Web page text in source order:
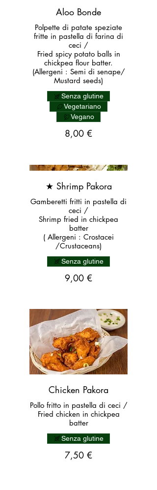
Aloo Bonde
Polpette di patate speziate
fritte in pastella di farina di
ceci /
Fried spicy potato balls in
chickpea flour batter.
(Allergeni : Semi di senape/
Mustard seeds)
8,00 €
Senza glutine
Vegetariano
Vegano
★ Shrimp Pakora
Gamberetti fritti in pastella di
ceci /
Shrimp fried in chickpea
batter
( Allergeni : Crostacei
/Crustaceans)
9,00 €
Senza glutine
Chicken Pakora
Pollo fritto in pastella di ceci /
Fried chicken in chickpea
batter
7,50 €
Senza glutine